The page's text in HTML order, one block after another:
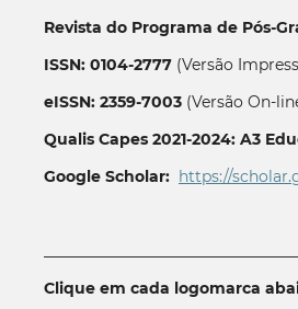
Revista do Programa de Pós-
ISSN: 0104-2777(Versão
eISSN: 2359-7003(Versão On-
Qualis Capes 2021-2024: A3
Google Scholar: https://
Clique em cada logomarca